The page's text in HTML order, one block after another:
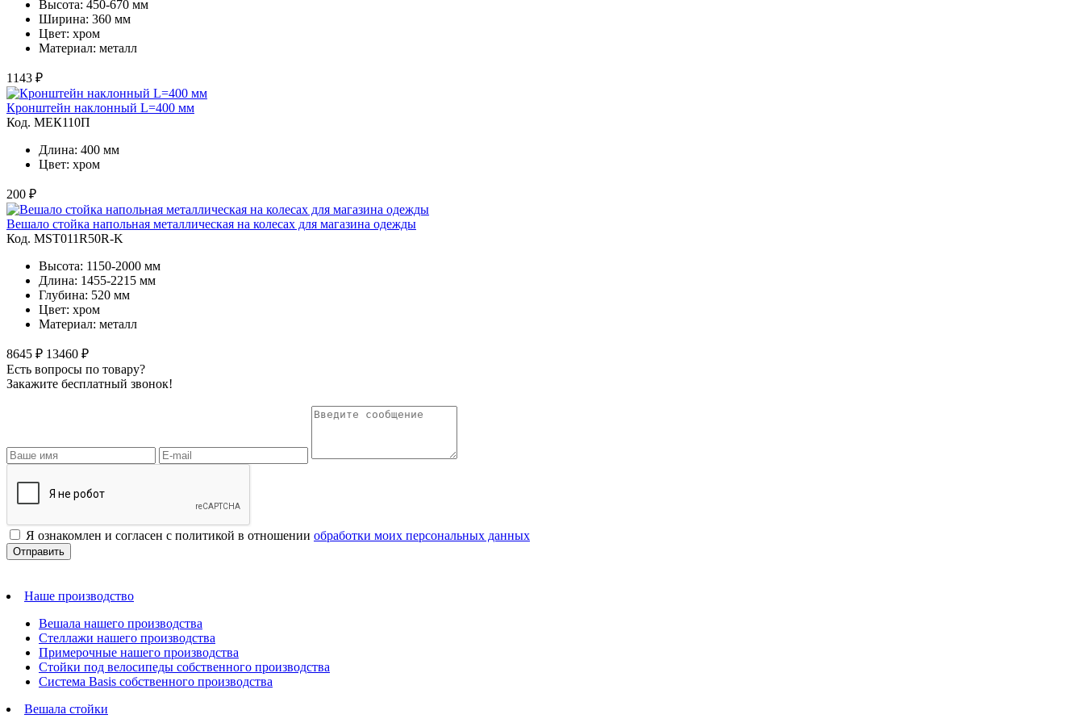
Высота: 450-670 мм
Ширина: 360 мм
Цвет: хром
Материал: металл
1143 ₽
Кронштейн наклонный L=400 мм
Код. MЕК110П
Длина: 400 мм
Цвет: хром
200 ₽
Вешало стойка напольная металлическая на колесах для магазина одежды
Код. MST011R50R-K
Высота: 1150-2000 мм
Длина: 1455-2215 мм
Глубина: 520 мм
Цвет: хром
Материал: металл
8645 ₽ 13460 ₽
Есть вопросы по товару?
Закажите бесплатный звонок!
Я ознакомлен и согласен с политикой в отношении обработки моих персональных данных
Наше производство
Вешала нашего производства
Стеллажи нашего производства
Примерочные нашего производства
Стойки под велосипеды собственного производства
Система Basis собственного производства
Вешала стойки